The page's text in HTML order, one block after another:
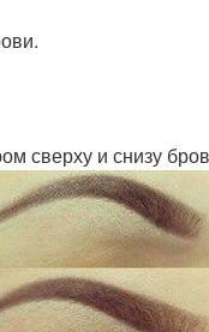
сверху и снизу